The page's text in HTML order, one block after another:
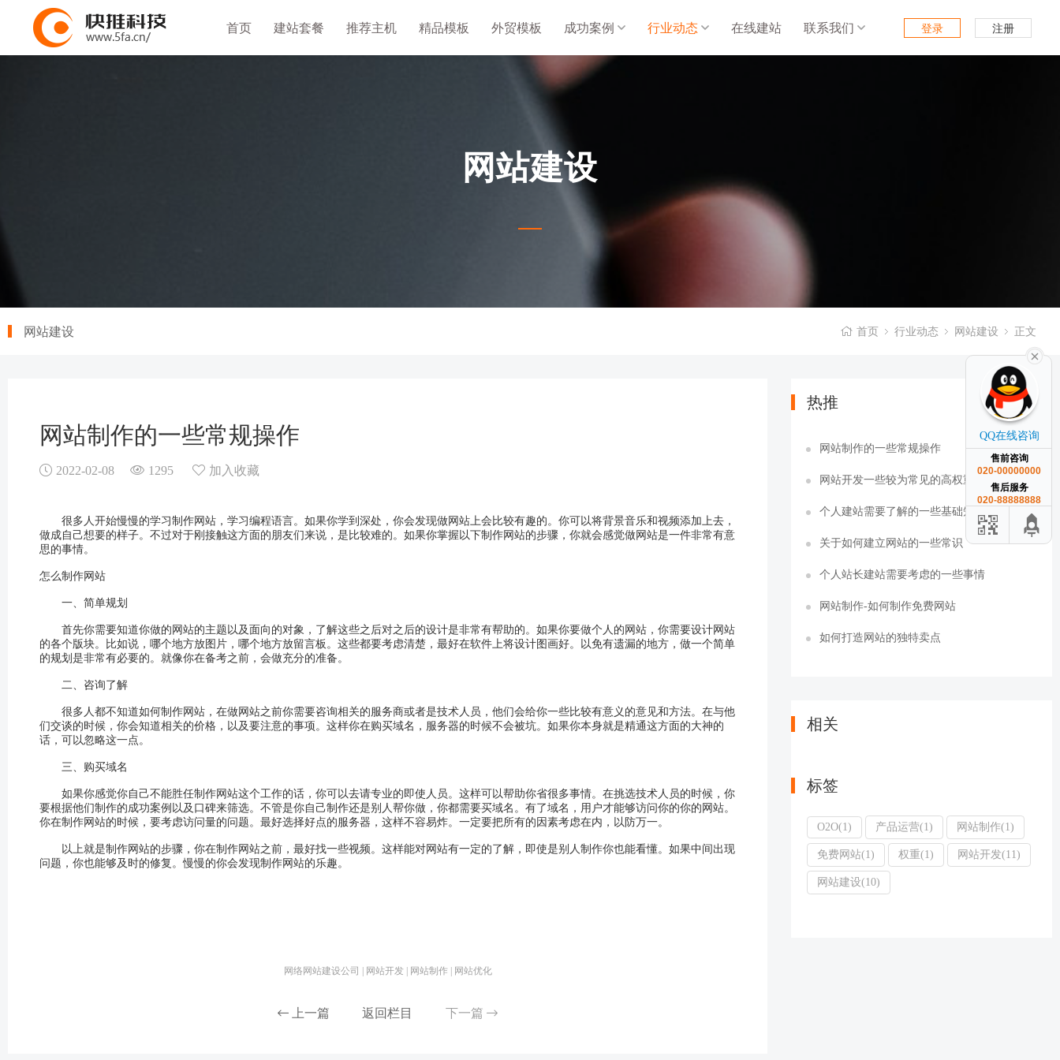
登录 注册
首页 建站套餐 推荐主机 精品模板 外贸模板 成功案例 行业动态 在线建站 联系我们
网站建设
网站建设 首页 行业动态 网站建设 正文
网站制作的一些常规操作
2022-02-08 1295 加入收藏
很多人开始慢慢的学习制作网站，学习编程语言。如果你学到深处，你会发现做网站上会比较有趣的。你可以将背景音乐和视频添加上去，
做成自己想要的样子。不过对于刚接触这方面的朋友们来说，是比较难的。如果你掌握以下制作网站的步骤，你就会感觉做网站是一件非常有意
思的事情。
怎么制作网站
一、简单规划
首先你需要知道你做的网站的主题以及面向的对象，了解这些之后对之后的设计是非常有帮助的。如果你要做个人的网站，你需要设计网站
的各个版块。比如说，哪个地方放图片，哪个地方放留言板。这些都要考虑清楚，最好在软件上将设计图画好。以免有遗漏的地方，做一个简单
的规划是非常有必要的。就像你在备考之前，会做充分的准备。
二、咨询了解
很多人都不知道如何制作网站，在做网站之前你需要咨询相关的服务商或者是技术人员，他们会给你一些比较有意义的意见和方法。在与他
们交谈的时候，你会知道相关的价格，以及要注意的事项。这样你在购买域名，服务器的时候不会被坑。如果你本身就是精通这方面的大神的
话，可以忽略这一点。
三、购买域名
如果你感觉你自己不能胜任制作网站这个工作的话，你可以去请专业的即使人员。这样可以帮助你省很多事情。在挑选技术人员的时候，你
要根据他们制作的成功案例以及口碑来筛选。不管是你自己制作还是别人帮你做，你都需要买域名。有了域名，用户才能够访问你的你的网站。
你在制作网站的时候，要考虑访问量的问题。最好选择好点的服务器，这样不容易炸。一定要把所有的因素考虑在内，以防万一。
以上就是制作网站的步骤，你在制作网站之前，最好找一些视频。这样能对网站有一定的了解，即使是别人制作你也能看懂。如果中间出现
问题，你也能够及时的修复。慢慢的你会发现制作网站的乐趣。
网络网站建设公司 | 网站开发 | 网站制作 | 网站优化
上一篇 返回栏目 下一篇
热推
网站制作的一些常规操作
网站开发一些较为常见的高权重平台
个人建站需要了解的一些基础知识
关于如何建立网站的一些常识
个人站长建站需要考虑的一些事情
网站制作-如何制作免费网站
如何打造网站的独特卖点
相关
标签
O2O(1) 产品运营(1) 网站制作(1)
免费网站(1) 权重(1) 网站开发(11)
网站建设(10)
QQ在线咨询
售前咨询
020-00000000
售后服务
020-88888888